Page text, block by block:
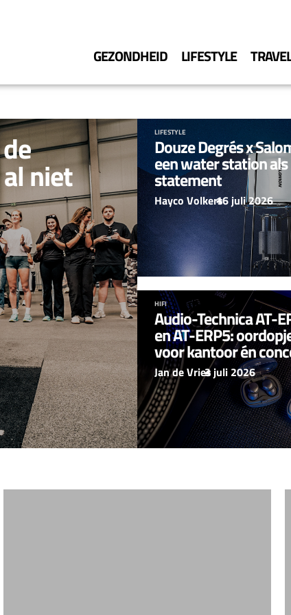
GEZONDHEID LIFESTYLE TRAVEL
niet
LIFESTYLE
Douze Degrés x
een water station als
statement
Hayco Volkers
–
16 juli 2026
HIFI
Audio-Technica AT-
en AT-ERP5:
voor kantoor én
Jan de Vries
–
3 juli 2026